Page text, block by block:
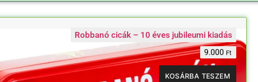
Robbanó cicák – 10 éves jubileumi kiadás
9.000 Ft
KOSÁRBA TESZEM